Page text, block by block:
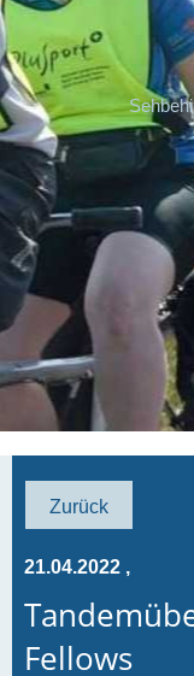
Zurück
21.04.2022 ,
Fellows